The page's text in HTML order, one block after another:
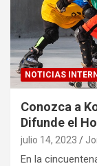
NOTICIAS
Conozca a
Difunde el
julio 14, 2023
En la